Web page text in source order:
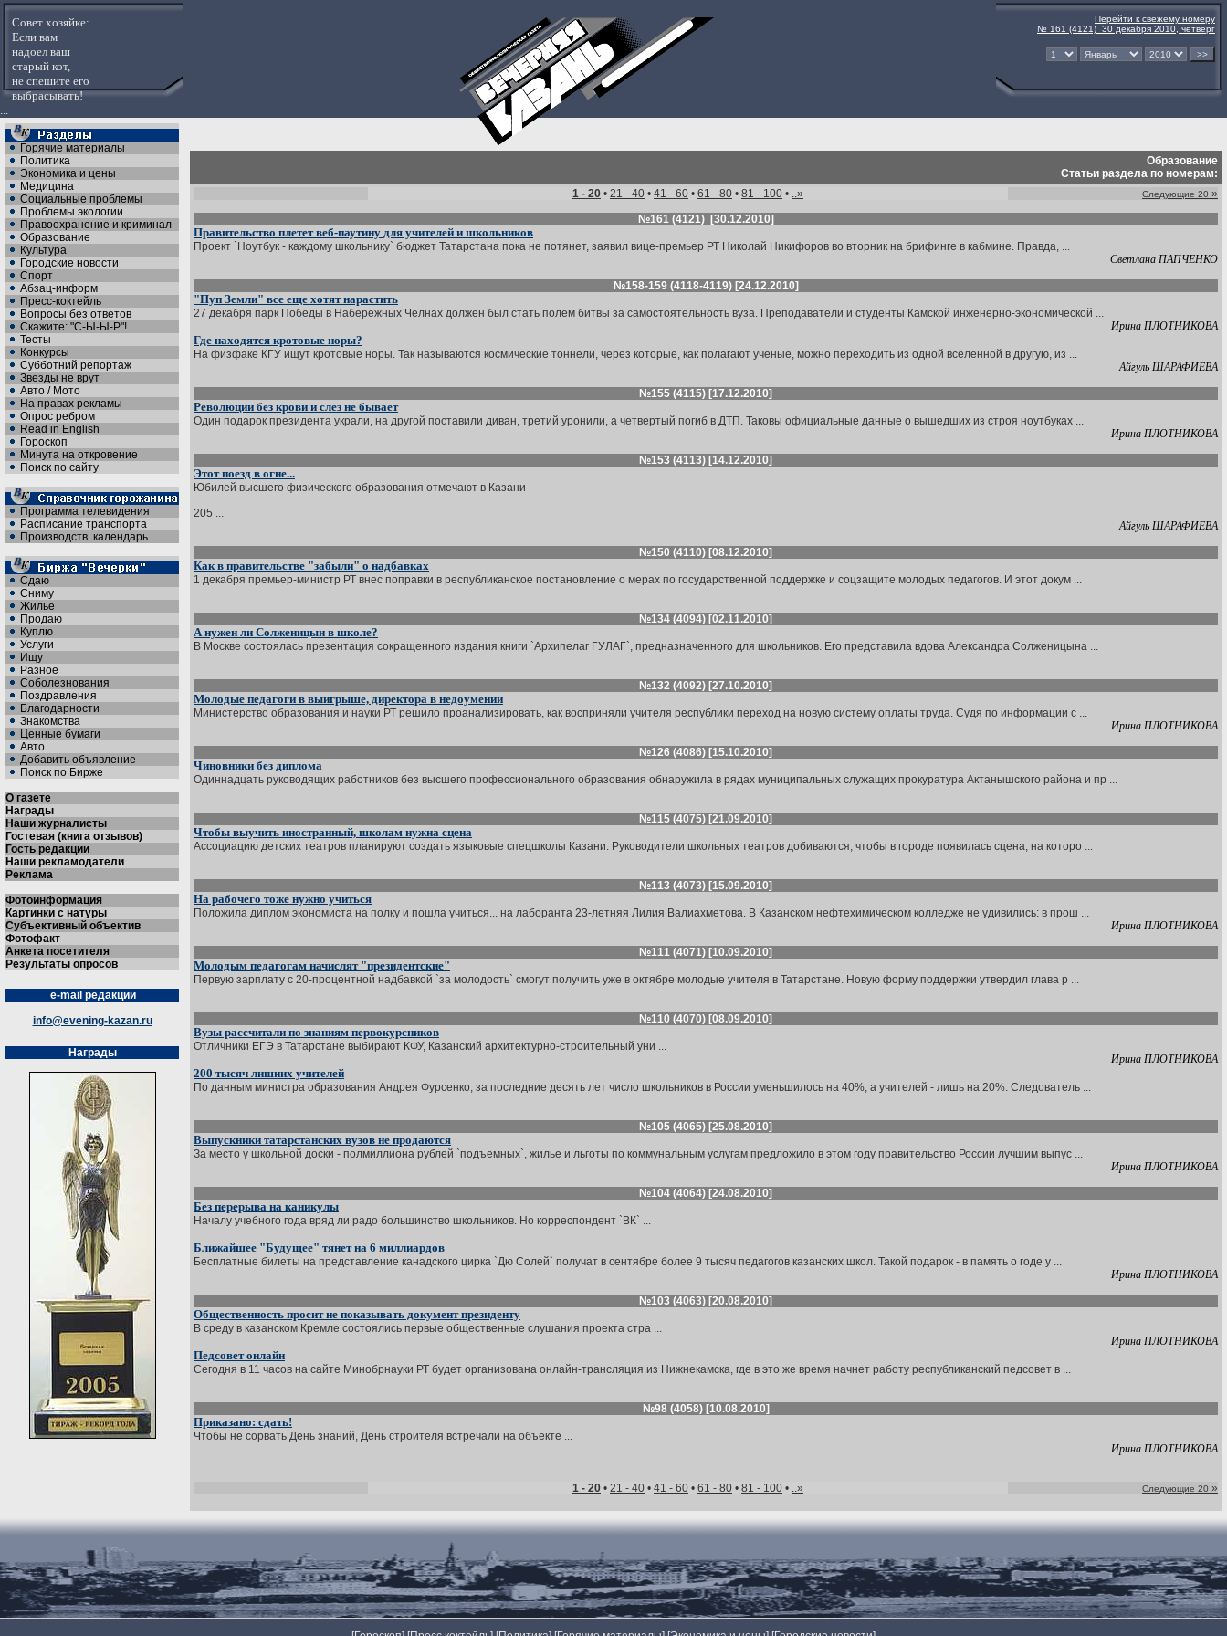
Совет хозяйке:
Если вам
надоел ваш
старый кот,
не спешите его
выбрасывать!
...
Перейти к свежему номеру
№ 161 (4121) 30 декабря 2010, четверг
Горячие материалы
Политика
Экономика и цены
Медицина
Социальные проблемы
Проблемы экологии
Правоохранение и криминал
Образование
Культура
Городские новости
Спорт
Абзац-информ
Пресс-коктейль
Вопросы без ответов
Скажите: "С-Ы-Ы-Р"!
Тесты
Конкурсы
Субботний репортаж
Звезды не врут
Авто / Мото
На правах рекламы
Опрос ребром
Read in English
Гороскоп
Минута на откровение
Поиск по сайту
Программа телевидения
Расписание транспорта
Производств. календарь
Сдаю
Сниму
Жилье
Продаю
Куплю
Услуги
Ищу
Разное
Соболезнования
Поздравления
Благодарности
Знакомства
Ценные бумаги
Авто
Добавить объявление
Поиск по Бирже
О газете
Награды
Наши журналисты
Гостевая (книга отзывов)
Гость редакции
Наши рекламодатели
Реклама
Фотоинформация
Картинки с натуры
Субъективный объектив
Фотофакт
Анкета посетителя
Результаты опросов
e-mail редакции
info@evening-kazan.ru
Награды
Образование
Статьи раздела по номерам:
1 - 20 • 21 - 40 • 41 - 60 • 61 - 80 • 81 - 100 • ..» Следующие 20 »
№161 (4121) [30.12.2010]
Правительство плетет веб-паутину для учителей и школьников
Проект `Ноутбук - каждому школьнику` бюджет Татарстана пока не потянет, заявил вице-премьер РТ Николай Никифоров во вторник на брифинге в кабмине. Правда, ...
Светлана ПАПЧЕНКО
№158-159 (4118-4119) [24.12.2010]
"Пуп Земли" все еще хотят нарастить
27 декабря парк Победы в Набережных Челнах должен был стать полем битвы за самостоятельность вуза. Преподаватели и студенты Камской инженерно-экономической ...
Ирина ПЛОТНИКОВА
Где находятся кротовые норы?
На физфаке КГУ ищут кротовые норы. Так называются космические тоннели, через которые, как полагают ученые, можно переходить из одной вселенной в другую, из ...
Айгуль ШАРАФИЕВА
№155 (4115) [17.12.2010]
Революции без крови и слез не бывает
Один подарок президента украли, на другой поставили диван, третий уронили, а четвертый погиб в ДТП. Таковы официальные данные о вышедших из строя ноутбуках ...
Ирина ПЛОТНИКОВА
№153 (4113) [14.12.2010]
Этот поезд в огне...
Юбилей высшего физического образования отмечают в Казани
205 ...
Айгуль ШАРАФИЕВА
№150 (4110) [08.12.2010]
Как в правительстве "забыли" о надбавках
1 декабря премьер-министр РТ внес поправки в республиканское постановление о мерах по государственной поддержке и соцзащите молодых педагогов. И этот докум ...
№134 (4094) [02.11.2010]
А нужен ли Солженицын в школе?
В Москве состоялась презентация сокращенного издания книги `Архипелаг ГУЛАГ`, предназначенного для школьников. Его представила вдова Александра Солженицына ...
№132 (4092) [27.10.2010]
Молодые педагоги в выигрыше, директора в недоумении
Министерство образования и науки РТ решило проанализировать, как восприняли учителя республики переход на новую систему оплаты труда. Судя по информации с ...
Ирина ПЛОТНИКОВА
№126 (4086) [15.10.2010]
Чиновники без диплома
Одиннадцать руководящих работников без высшего профессионального образования обнаружила в рядах муниципальных служащих прокуратура Актанышского района и пр ...
№115 (4075) [21.09.2010]
Чтобы выучить иностранный, школам нужна сцена
Ассоциацию детских театров планируют создать языковые спецшколы Казани. Руководители школьных театров добиваются, чтобы в городе появилась сцена, на которо ...
№113 (4073) [15.09.2010]
На рабочего тоже нужно учиться
Положила диплом экономиста на полку и пошла учиться... на лаборанта 23-летняя Лилия Валиахметова. В Казанском нефтехимическом колледже не удивились: в прош ...
Ирина ПЛОТНИКОВА
№111 (4071) [10.09.2010]
Молодым педагогам начислят "президентские"
Первую зарплату с 20-процентной надбавкой `за молодость` смогут получить уже в октябре молодые учителя в Татарстане. Новую форму поддержки утвердил глава р ...
№110 (4070) [08.09.2010]
Вузы рассчитали по знаниям первокурсников
Отличники ЕГЭ в Татарстане выбирают КФУ, Казанский архитектурно-строительный уни ...
Ирина ПЛОТНИКОВА
200 тысяч лишних учителей
По данным министра образования Андрея Фурсенко, за последние десять лет число школьников в России уменьшилось на 40%, а учителей - лишь на 20%. Следователь ...
№105 (4065) [25.08.2010]
Выпускники татарстанских вузов не продаются
За место у школьной доски - полмиллиона рублей `подъемных`, жилье и льготы по коммунальным услугам предложило в этом году правительство России лучшим выпус ...
Ирина ПЛОТНИКОВА
№104 (4064) [24.08.2010]
Без перерыва на каникулы
Началу учебного года вряд ли радо большинство школьников. Но корреспондент `ВК` ...
Ближайшее "Будущее" тянет на 6 миллиардов
Бесплатные билеты на представление канадского цирка `Дю Солей` получат в сентябре более 9 тысяч педагогов казанских школ. Такой подарок - в память о годе у ...
Ирина ПЛОТНИКОВА
№103 (4063) [20.08.2010]
Общественность просит не показывать документ президенту
В среду в казанском Кремле состоялись первые общественные слушания проекта стра ...
Ирина ПЛОТНИКОВА
Педсовет онлайн
Сегодня в 11 часов на сайте Минобрнауки РТ будет организована онлайн-трансляция из Нижнекамска, где в это же время начнет работу республиканский педсовет в ...
№98 (4058) [10.08.2010]
Приказано: сдать!
Чтобы не сорвать День знаний, День строителя встречали на объекте ...
Ирина ПЛОТНИКОВА
1 - 20 • 21 - 40 • 41 - 60 • 61 - 80 • 81 - 100 • ..» Следующие 20 »